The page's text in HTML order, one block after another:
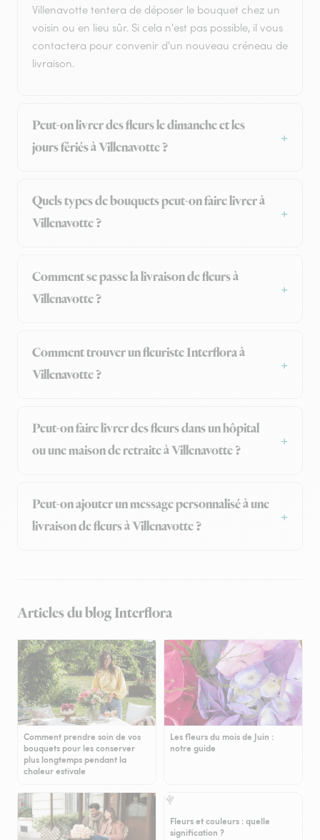
Villenavotte tentera de déposer le bouquet chez un
voisin ou en lieu sûr. Si cela n'est pas possible, il vous
contactera pour convenir d'un nouveau créneau de
livraison.
Peut-on livrer des fleurs le dimanche et les
jours fériés à Villenavotte ?
Quels types de bouquets peut-on faire livrer à
Villenavotte ?
Comment se passe la livraison de fleurs à
Villenavotte ?
Comment trouver un fleuriste Interflora à
Villenavotte ?
Peut-on faire livrer des fleurs dans un hôpital
ou une maison de retraite à Villenavotte ?
Peut-on ajouter un message personnalisé à une
livraison de fleurs à Villenavotte ?
Articles du blog Interflora
Comment prendre soin de vos
bouquets pour les conserver
plus longtemps pendant la
chaleur estivale
Les fleurs du mois de Juin :
notre guide
Fleurs et couleurs : quelle
signification ?